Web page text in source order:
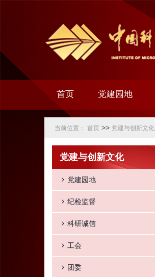
首页 党建园地
当前位置： 首页 >> 党建与创新文化
党建与创新文化
党建园地
纪检监督
科研诚信
工会
团委